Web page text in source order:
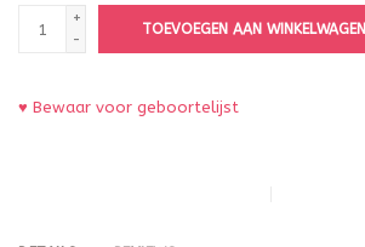
+
-
TOEVOEGEN AAN WINKELWAGEN
♥ Bewaar voor geboortelijst